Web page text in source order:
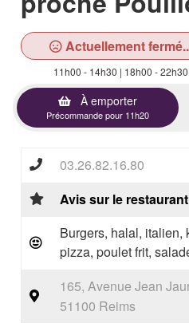
Actuellement
11h00 - 14h30 | 18h00 - 22h30
À emporter
Précommande pour 11h20
03.26.82.16.80
Avis sur le restaurant
Burgers, halal, italien,
pizza, poulet frit,
165, Avenue Jean
51100 Reims